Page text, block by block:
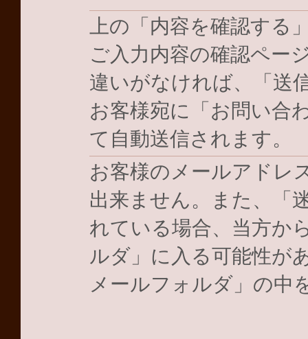
上の「内容を確認する
ご入力内容の確認ペー
違いがなければ、「送
お客様宛に「お問い合
て自動送信されます。
お客様のメールアドレ
出来ません。また、「
れている場合、当方か
ルダ」に入る可能性が
メールフォルダ」の中